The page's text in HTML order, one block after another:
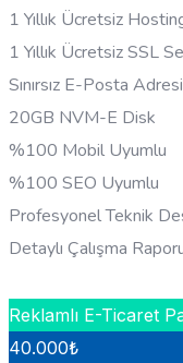
1 Yıllık Ücretsiz
1 Yıllık Ücretsiz SSL
Sınırsız E-Posta Adresi
20GB NVM-E Disk
%100 Mobil Uyumlu
%100 SEO Uyumlu
Profesyonel Teknik
Detaylı Çalışma
Reklamlı E-Ticaret
40.000₺